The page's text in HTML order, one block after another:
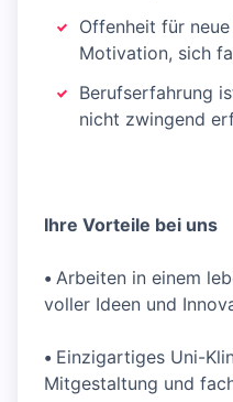
Offenheit für
Motivation, sich
Berufserfahrung
nicht zwingend
Ihre Vorteile bei uns
• Arbeiten in einem
voller Ideen und
• Einzigartiges Uni-
Mitgestaltung und